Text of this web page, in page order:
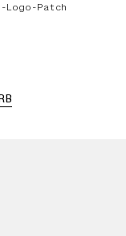
Logo-Patch